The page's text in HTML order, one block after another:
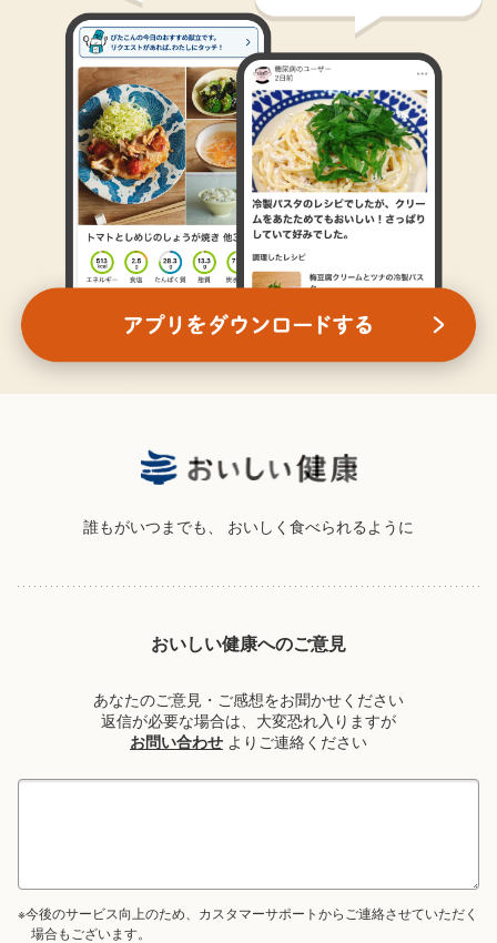
誰もがいつまでも、 おいしく食べられるように
おいしい健康へのご意見
あなたのご意見・ご感想をお聞かせください
返信が必要な場合は、大変恐れ入りますが
お問い合わせ よりご連絡ください
※今後のサービス向上のため、カスタマーサポートからご連絡させていただく
場合もございます。